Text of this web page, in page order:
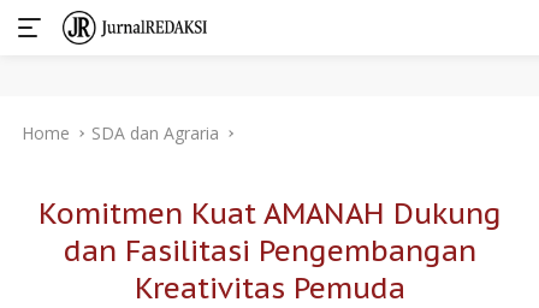
Home SDA dan Agraria
Komitmen Kuat AMANAH Dukung
dan Fasilitasi Pengembangan
Kreativitas Pemuda